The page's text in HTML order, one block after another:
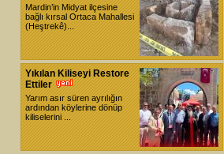
Mardin’in Midyat ilçesine
bağlı kırsal Ortaca Mahallesi
(Heştrekê)...
Yıkılan Kiliseyi Restore
Ettiler
Yarım asır süren ayrılığın
ardından köylerine dönüp
kiliselerini ...